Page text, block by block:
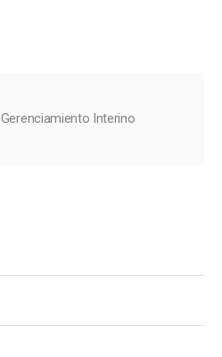
Gerenciamiento Interino